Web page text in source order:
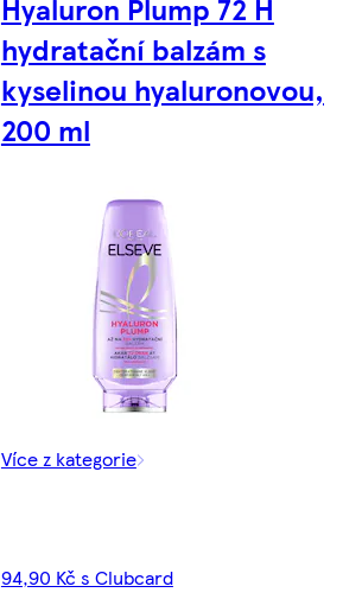
hydratační balzám s
kyselinou hyaluronovou,
200 ml
Více z kategorie
94,90 Kč s Clubcard